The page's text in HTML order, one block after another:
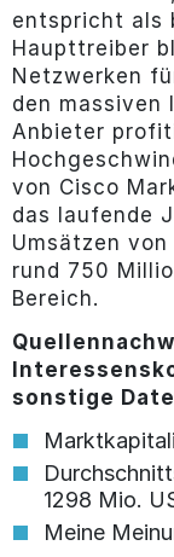
entspricht als
Haupttreiber
Netzwerken
den massiven
Anbieter
von Cisco
das laufende
Umsätzen von
rund 750
Bereich.
sonstige
1298 Mio.
Meine